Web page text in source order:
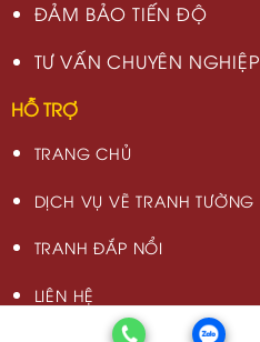
ĐẢM BẢO TIẾN ĐỘ
TƯ VẤN CHUYÊN NGHIỆP
HỖ TRỢ
TRANG CHỦ
DỊCH VỤ VẼ TRANH TƯỜNG
TRANH ĐẮP NỔI
LIÊN HỆ